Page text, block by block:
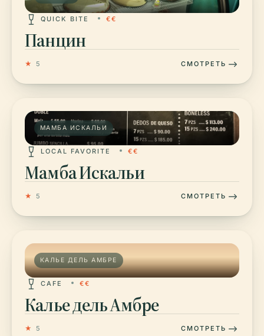
QUICK BITE €€
Панцин
★ 5 СМОТРЕТЬ
МАМБА ИСКАЛЬИ
LOCAL FAVORITE €€
Мамба Искальи
★ 5 СМОТРЕТЬ
КАЛЬЕ ДЕЛЬ АМБРЕ
CAFE €€
Калье дель Амбре
★ 5 СМОТРЕТЬ